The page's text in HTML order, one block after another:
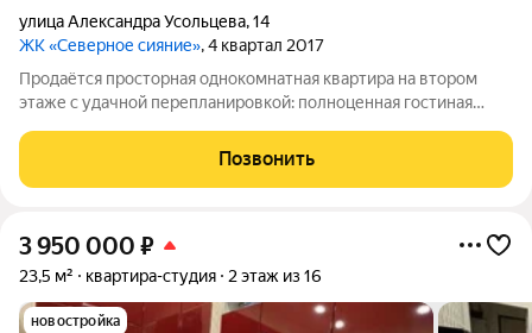
улица Александра Усольцева,14
ЖК «Северное сияние», 4 квартал 2017
Продаётся просторная однокомнатная квартира на втором
этаже с удачной перепланировкой: полноценная гостиная
совмещённый санузел, просторная кухня с выходом на
большую лоджию. Высокие потолки
Позвонить
3 950 000 ₽
23,5 м² квартира-студия 2 этаж из 16
новостройка